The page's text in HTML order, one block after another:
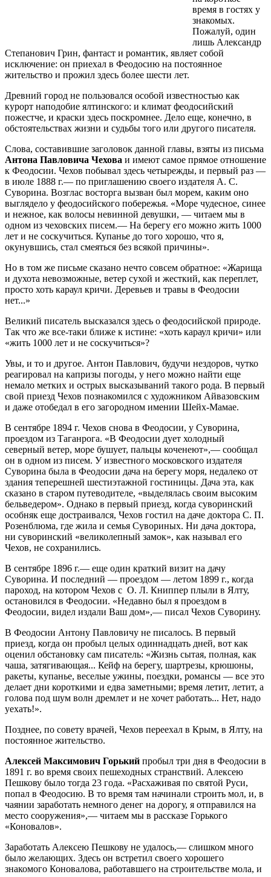
время в гостях у
знакомых.
Пожалуй, один
лишь Александр
Степанович Грин, фантаст и романтик, являет собой
исключение: он приехал в Феодосию на постоянное
жительство и прожил здесь более шести лет.
Древний город не пользовался особой известностью как
курорт наподобие ялтинского: и климат феодосийский
пожестче, и краски здесь поскромнее. Дело еще, конечно, в
обстоятельствах жизни и судьбы того или другого писателя.
Слова, составившие заголовок данной главы, взяты из письма
Антона Павловича Чехова и имеют самое прямое отношение
к Феодосии. Чехов побывал здесь четырежды, и первый раз —
в июле 1888 г.— по приглашению своего издателя А. С.
Суворина. Возглас восторга вызван был морем, каким оно
выглядело у феодосийского побережья. «Море чудесное, синее
и нежное, как волосы невинной девушки, — читаем мы в
одном из чеховских писем.— На берегу его можно жить 1000
лет и не соскучиться. Купанье до того хорошо, что я,
окунувшись, стал смеяться без всякой причины».
Но в том же письме сказано нечто совсем обратное: «Жарища
и духота невозможные, ветер сухой и жесткий, как переплет,
просто хоть караул кричи. Деревьев и травы в Феодосии
нет...»
Великий писатель высказался здесь о феодосийской природе.
Так что же все-таки ближе к истине: «хоть караул кричи» или
«жить 1000 лет и не соскучиться»?
Увы, и то и другое. Антон Павлович, будучи нездоров, чутко
реагировал на капризы погоды, у него можно найти еще
немало метких и острых высказываний такого рода. В первый
свой приезд Чехов познакомился с художником Айвазовским
и даже отобедал в его загородном имении Шейх-Мамае.
В сентябре 1894 г. Чехов снова в Феодосии, у Суворина,
проездом из Таганрога. «В Феодосии дует холодный
северный ветер, море бушует, пальцы коченеют»,— сообщал
он в одном из писем. У известного московского издателя
Суворина была в Феодосии дача на берегу моря, недалеко от
здания теперешней шестиэтажной гостиницы. Дача эта, как
сказано в старом путеводителе, «выделялась своим высоким
бельведером». Однако в первый приезд, когда суворинский
особняк еще достраивался, Чехов гостил на даче доктора С. П.
Розенблюма, где жила и семья Сувориных. Ни дача доктора,
ни суворинский «великолепный замок», как называл его
Чехов, не сохранились.
В сентябре 1896 г.— еще один краткий визит на дачу
Суворина. И последний — проездом — летом 1899 г., когда
пароход, на котором Чехов с О. Л. Книппер плыли в Ялту,
остановился в Феодосии. «Недавно был я проездом в
Феодосии, видел издали Ваш дом»,— писал Чехов Суворину.
В Феодосии Антону Павловичу не писалось. В первый
приезд, когда он пробыл целых одиннадцать дней, вот как
оценил обстановку сам писатель: «Жизнь сытая, полная, как
чаша, затягивающая... Кейф на берегу, шартрезы, крюшоны,
ракеты, купанье, веселые ужины, поездки, романсы — все это
делает дни короткими и едва заметными; время летит, летит, а
голова под шум волн дремлет и не хочет работать... Нет, надо
уехать!».
Позднее, по совету врачей, Чехов переехал в Крым, в Ялту, на
постоянное жительство.
Алексей Максимович Горький пробыл три дня в Феодосии в
1891 г. во время своих пешеходных странствий. Алексею
Пешкову было тогда 23 года. «Расхаживая по святой Руси,
попал в Феодосию. В то время там начинали строить мол, и, в
чаянии заработать немного денег на дорогу, я отправился на
место сооружения»,— читаем мы в рассказе Горького
«Коновалов».
Заработать Алексею Пешкову не удалось,— слишком много
было желающих. Здесь он встретил своего хорошего
знакомого Коновалова, работавшего на строительстве мола, и